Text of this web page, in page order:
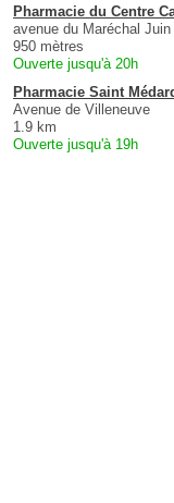
Pharmacie du Centre
avenue du Maréchal Juin
950 mètres
Ouverte jusqu'à 20h
Pharmacie Saint
Avenue de Villeneuve
1.9 km
Ouverte jusqu'à 19h